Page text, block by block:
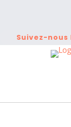
Suivez-nous